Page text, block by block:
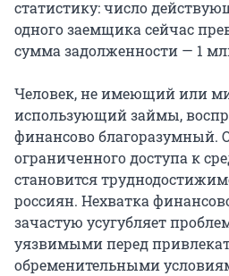
статистику: число
одного заемщика сейчас
сумма задолженности — 1
Человек, не имеющий или
использующий займы,
финансово благоразумный.
ограниченного доступа к
становится
россиян. Нехватка
зачастую усугубляет
уязвимыми перед
обременительными